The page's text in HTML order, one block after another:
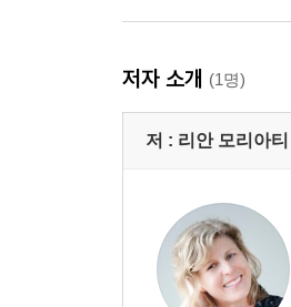
저자 소개 (1명)
저 : 리안 모리아티